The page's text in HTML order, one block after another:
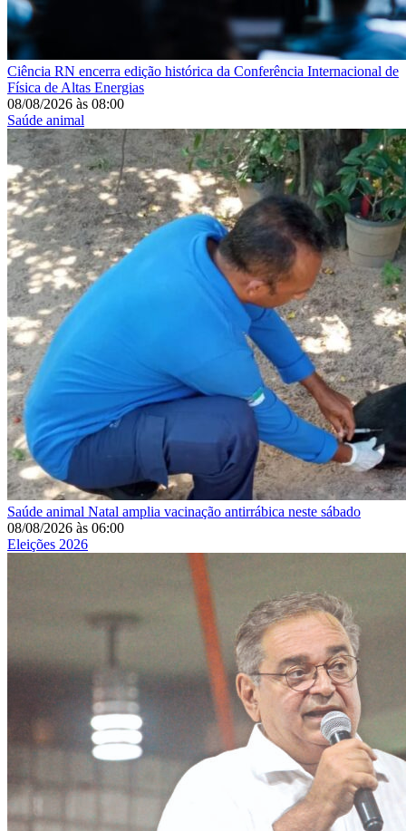
Ciência RN encerra edição histórica da Conferência Internacional de
Física de Altas Energias
08/08/2026 às 08:00
Saúde animal
Saúde animal Natal amplia vacinação antirrábica neste sábado
08/08/2026 às 06:00
Eleições 2026